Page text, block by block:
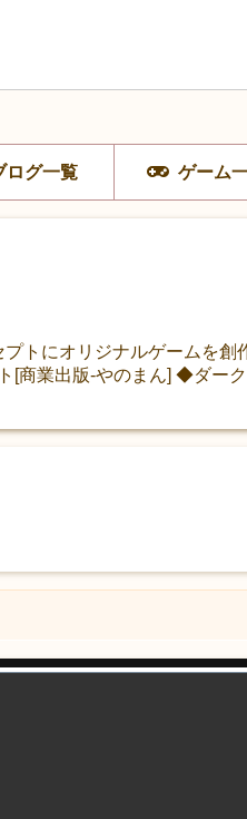
ログ一覧 ゲーム
トにオリジナルゲームを創
商業出版-やのまん] ◆ダー